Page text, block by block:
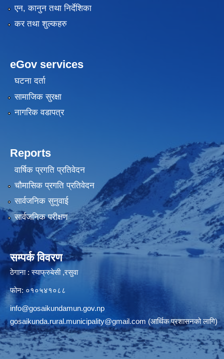
एन, कानुन तथा निर्देशिका
कर तथा शुल्कहरु
eGov services
घटना दर्ता
सामाजिक सुरक्षा
नागरिक वडापत्र
Reports
वार्षिक प्रगति प्रतिवेदन
चौमासिक प्रगति प्रतिवेदन
सार्वजनिक सुनुवाई
सार्वजनिक परीक्षण
सम्पर्क विवरण
ठेगाना : स्याफ्रुबेसी ,रसुवा
फोन: ०१०५४१०८८
info@gosaikundamun.gov.np
gosaikunda.rural.municipality@gmail.com (आर्थिक प्रशासनको लागि)